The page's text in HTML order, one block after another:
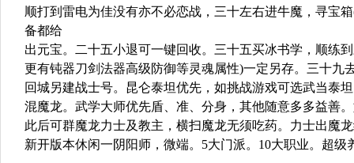
顺打到雷电为佳没有亦不必恋战，三十左右进牛魔，寻宝
备都给
出元宝。二十五小退可一键回收。三十五买冰书学，顺练
更有钝器刀剑法器高级防御等灵魂属性)一定另存。三十
回城另建战士号。昆仑泰坦优先，如挑战游戏可选武当泰
混魔龙。武学大师优先盾、准、分身，其他随意多多益善
此后可群魔龙力士及教主，横扫魔龙无须吃药。力士出魔
新开版本休闲一阴阳师，微端。5大门派。10大职业。超